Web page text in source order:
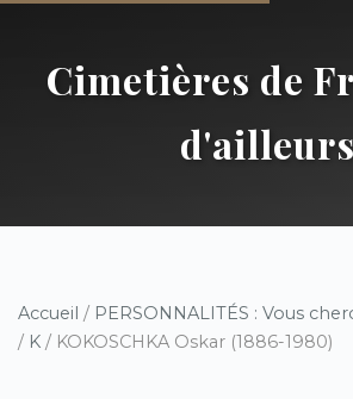
Cimetières de
d'ailleurs
Accueil / PERSONNALITÉS : Vous
/ K / KOKOSCHKA Oskar (1886-1980)